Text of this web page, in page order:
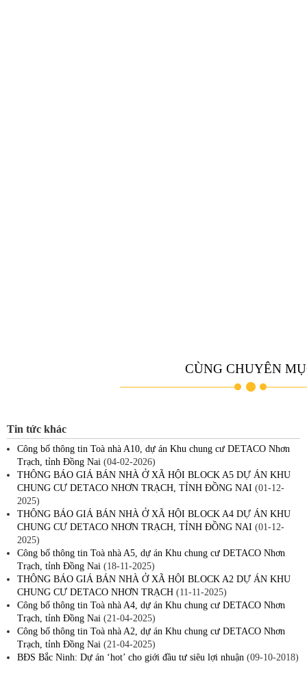
CÙNG CHUYÊN
Tin tức khác
Công bố thông tin Toà nhà A10, dự án Khu chung cư DETACO Nhơn
Trạch, tỉnh Đồng Nai (04-02-2026)
THÔNG BÁO GIÁ BÁN NHÀ Ở XÃ HỘI BLOCK A5 DỰ ÁN KHU
CHUNG CƯ DETACO NHƠN TRẠCH, TỈNH ĐỒNG NAI (01-12-
2025)
THÔNG BÁO GIÁ BÁN NHÀ Ở XÃ HỘI BLOCK A4 DỰ ÁN KHU
CHUNG CƯ DETACO NHƠN TRẠCH, TỈNH ĐỒNG NAI (01-12-
2025)
Công bố thông tin Toà nhà A5, dự án Khu chung cư DETACO Nhơn
Trạch, tỉnh Đồng Nai (18-11-2025)
THÔNG BÁO GIÁ BÁN NHÀ Ở XÃ HỘI BLOCK A2 DỰ ÁN KHU
CHUNG CƯ DETACO NHƠN TRẠCH (11-11-2025)
Công bố thông tin Toà nhà A4, dự án Khu chung cư DETACO Nhơn
Trạch, tỉnh Đồng Nai (21-04-2025)
Công bố thông tin Toà nhà A2, dự án Khu chung cư DETACO Nhơn
Trạch, tỉnh Đồng Nai (21-04-2025)
BĐS Bắc Ninh: Dự án ‘hot’ cho giới đầu tư siêu lợi nhuận (09-10-2018)